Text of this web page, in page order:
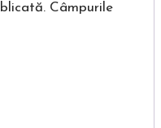
Câmpurile